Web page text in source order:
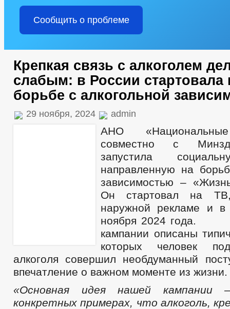
Сообщить о проблеме
Крепкая связь с алкоголем
слабым: в России стартовала
борьбе с алкогольной
29 ноября, 2024 admin
АНО
совместно с
запустила
направленную на
зависимостью –
Он стартовал на
наружной рекламе и в
ноября 2024 года.
кампании описаны
которых человек
алкоголя совершил необдуманный
впечатление о важном моменте из жизни.
«Основная идея нашей кампании
конкретных примерах, что алкоголь,